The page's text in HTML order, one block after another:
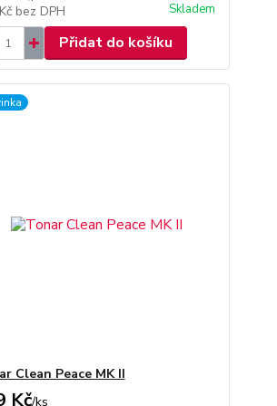
bez DPH Skladem
Přidat do košíku
Clean Peace MK II
Kč/ks